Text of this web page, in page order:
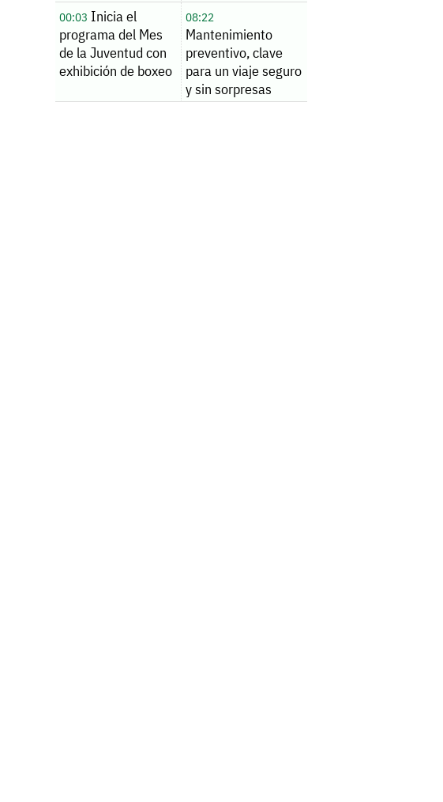
00:03 Inicia el
programa del Mes
de la Juventud con
exhibición de boxeo
08:22
Mantenimiento
preventivo, clave
para un viaje seguro
y sin sorpresas